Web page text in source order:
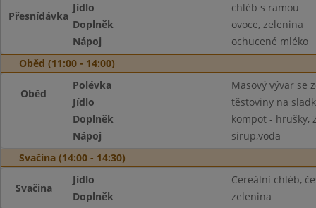
Přesnídávka
Jídlo
chléb s ramou
Doplněk
ovoce, zelenina
Nápoj
ochucené mléko
Oběd (11:00 - 14:00)
Oběd
Polévka
Masový vývar se
Jídlo
těstoviny na
Doplněk
kompot - hrušky,
Nápoj
sirup,voda
Svačina (14:00 - 14:30)
Svačina
Jídlo
Cereální chléb,
Doplněk
zelenina